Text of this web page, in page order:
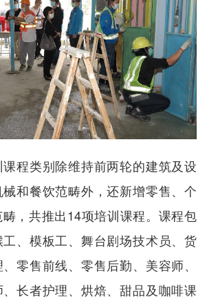
类别除维持前两轮的建筑及设
和餐饮范畴外，还新增零售、个
，共推出14项培训课程。课程包
、模板工、舞台剧场技术员、货
零售前线、零售后勤、美容师、
长者护理、烘焙、甜品及咖啡课